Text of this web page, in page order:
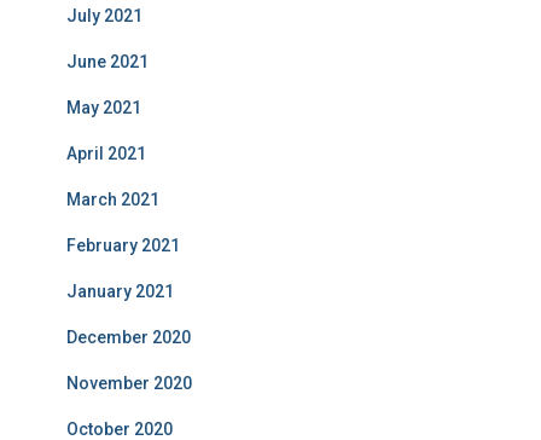
July 2021
June 2021
May 2021
April 2021
March 2021
February 2021
January 2021
December 2020
November 2020
October 2020